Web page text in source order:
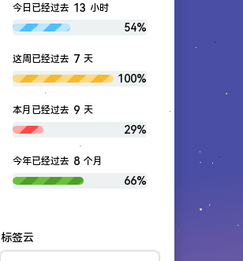
今日已经过去 13 小时
54%
这周已经过去 7 天
100%
本月已经过去 9 天
29%
今年已经过去 8 个月
66%
标签云